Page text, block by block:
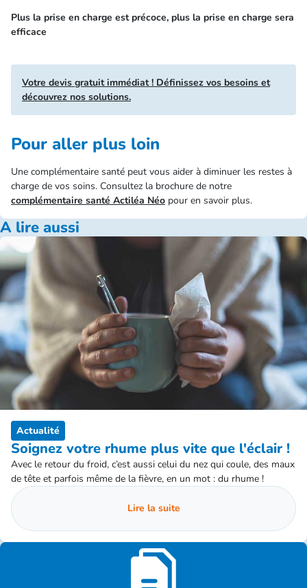
Plus la prise en charge est précoce, plus la prise en charge sera
efficace
Votre devis gratuit immédiat ! Définissez vos besoins et
découvrez nos solutions.
Pour aller plus loin
Une complémentaire santé peut vous aider à diminuer les restes à
charge de vos soins. Consultez la brochure de notre
complémentaire santé Actiléa Néo pour en savoir plus.
A lire aussi
Actualité
Soignez votre rhume plus vite que l'éclair !
Avec le retour du froid, c’est aussi celui du nez qui coule, des maux
de tête et parfois même de la fièvre, en un mot : du rhume !
Lire la suite